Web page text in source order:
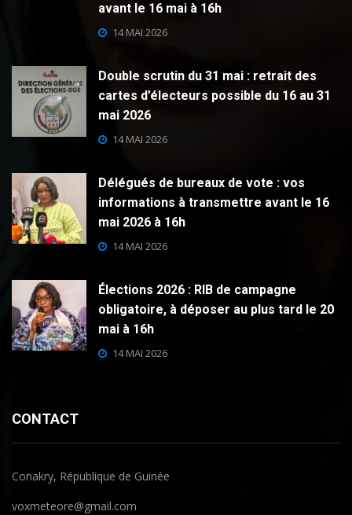
avant le 16 mai à 16h
14 MAI 2026
Double scrutin du 31 mai : retrait des
cartes d’électeurs possible du 16 au 31
mai 2026
14 MAI 2026
Délégués de bureaux de vote : vos
informations à transmettre avant le 16
mai 2026 à 16h
14 MAI 2026
Élections 2026 : RIB de campagne
obligatoire, à déposer au plus tard le 20
mai à 16h
14 MAI 2026
CONTACT
Conakry, République de Guinée
voxmeteore@gmail.com